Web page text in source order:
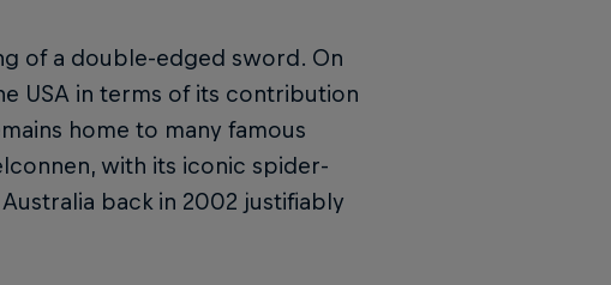
of a double-edged sword. On
USA in terms of its contribution
home to many famous
with its iconic spider-
back in 2002 justifiably